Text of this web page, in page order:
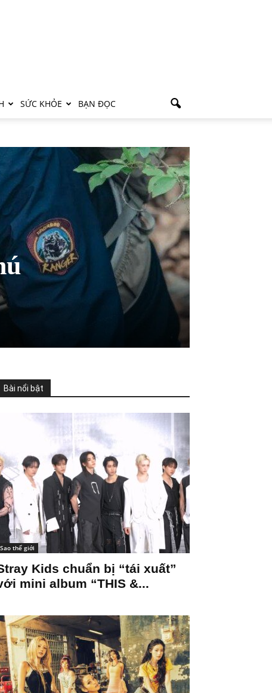
SỨC KHỎE BẠN ĐỌC
Bài nổi bật
Sao thế giới
Kids chuẩn bị “tái xuất”
mini album “THIS &...